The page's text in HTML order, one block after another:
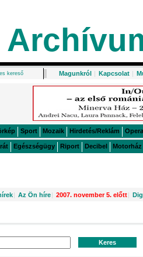
kereső Magunkról | Kapcsolat |
Sport Mozaik Hirdetés/Reklám Opera
Egészségügy Riport Decibel Motorház
| Az Ön híre| 2007. november 5. előtt|